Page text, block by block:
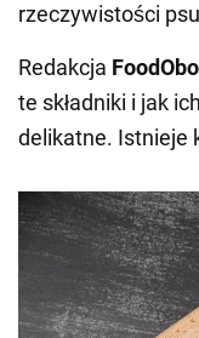
rzeczywistości
Redakcja
te składniki i jak
delikatne. Istnieje